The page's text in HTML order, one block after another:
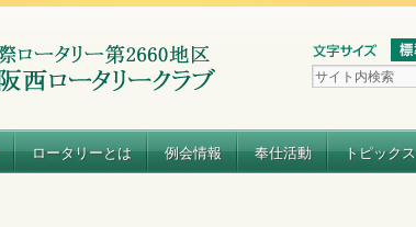
ロータリーとは 例会情報 奉仕活動 トピックス